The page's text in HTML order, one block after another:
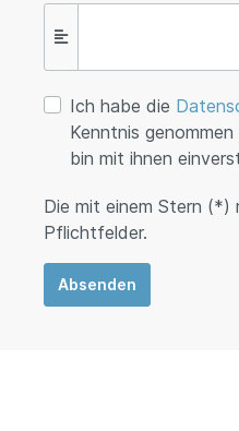
Ich habe die
Kenntnis genommen
bin mit ihnen
Die mit einem Stern (*)
Pflichtfelder.
Absenden